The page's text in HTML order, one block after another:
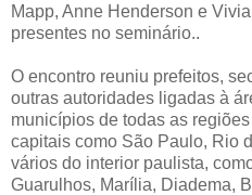
Mapp, Anne Henderson e
presentes no seminário..
O encontro reuniu prefeitos,
outras autoridades ligadas à
municípios de todas as
capitais como São Paulo, Rio
vários do interior paulista,
Guarulhos, Marília, Diadema,